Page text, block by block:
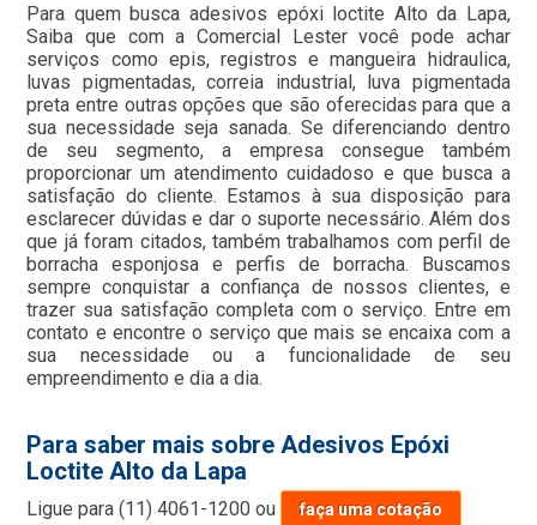
Para quem busca adesivos epóxi loctite Alto da Lapa,
Saiba que com a Comercial Lester você pode achar
serviços como epis, registros e mangueira hidraulica,
luvas pigmentadas, correia industrial, luva pigmentada
preta entre outras opções que são oferecidas para que a
sua necessidade seja sanada. Se diferenciando dentro
de seu segmento, a empresa consegue também
proporcionar um atendimento cuidadoso e que busca a
satisfação do cliente. Estamos à sua disposição para
esclarecer dúvidas e dar o suporte necessário. Além dos
que já foram citados, também trabalhamos com perfil de
borracha esponjosa e perfis de borracha. Buscamos
sempre conquistar a confiança de nossos clientes, e
trazer sua satisfação completa com o serviço. Entre em
contato e encontre o serviço que mais se encaixa com a
sua necessidade ou a funcionalidade de seu
empreendimento e dia a dia.
Para saber mais sobre Adesivos Epóxi
Loctite Alto da Lapa
Ligue para(11) 4061-1200 ou faça uma cotação